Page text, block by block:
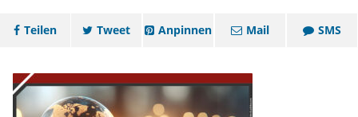
Teilen Tweet Anpinnen Mail SMS